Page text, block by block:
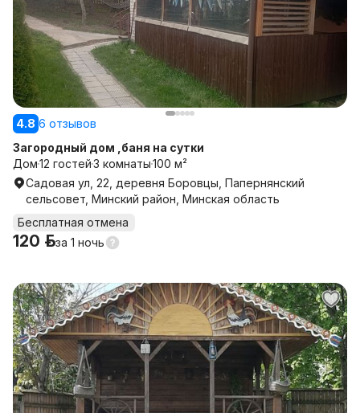
4.8 6 отзывов
Загородный дом ,баня на сутки
Дом12 гостей3 комнаты100 м²
Садовая ул, 22, деревня Боровцы, Папернянский
сельсовет, Минский район, Минская область
Бесплатная отмена
120 р.за 1 ночь